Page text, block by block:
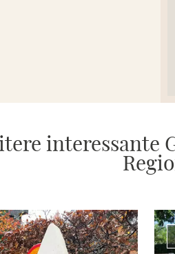
interessante